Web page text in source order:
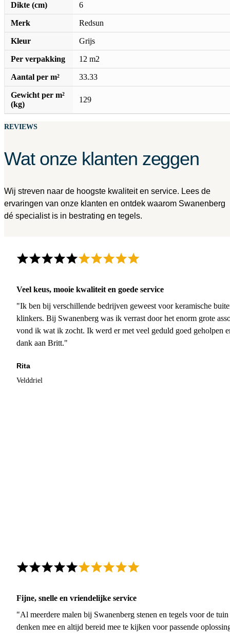
Dikte (cm) 6
Merk Redsun
Kleur Grijs
Per verpakking 12 m2
Aantal per m² 33.33
Gewicht per m²
(kg)
129
REVIEWS
Wat onze klanten zeggen
Wij streven naar de hoogste kwaliteit en service. Lees de
ervaringen van onze klanten en ontdek waarom Swanenberg
dé specialist is in bestrating en tegels.
Veel keus, mooie kwaliteit en goede service
"Ik ben bij verschillende bedrijven geweest voor keramische
klinkers. Bij Swanenberg was ik verrast door het enorm grote
vond ik wat ik zocht. Ik werd er met veel geduld goed geholpen
dank aan Britt."
Rita
Velddriel
Fijne, snelle en vriendelijke service
"Al meerdere malen bij Swanenberg stenen en tegels voor de
denken mee en altijd bereid mee te kijken voor passende